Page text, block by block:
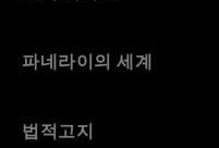
파네라이의 세계
법적고지